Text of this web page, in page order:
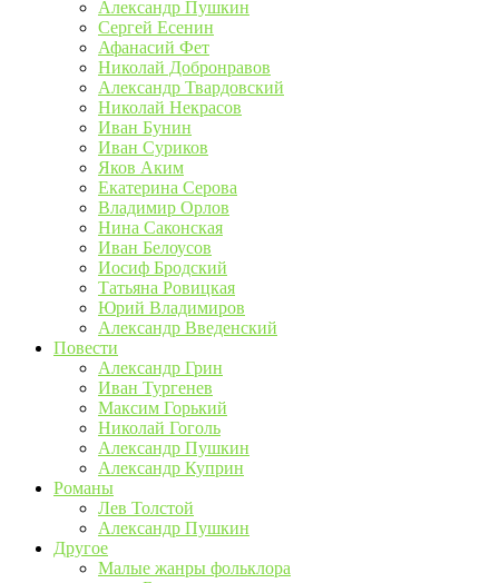
Александр Пушкин
Сергей Есенин
Афанасий Фет
Николай Добронравов
Александр Твардовский
Николай Некрасов
Иван Бунин
Иван Суриков
Яков Аким
Екатерина Серова
Владимир Орлов
Нина Саконская
Иван Белоусов
Иосиф Бродский
Татьяна Ровицкая
Юрий Владимиров
Александр Введенский
Повести
Александр Грин
Иван Тургенев
Максим Горький
Николай Гоголь
Александр Пушкин
Александр Куприн
Романы
Лев Толстой
Александр Пушкин
Другое
Малые жанры фольклора